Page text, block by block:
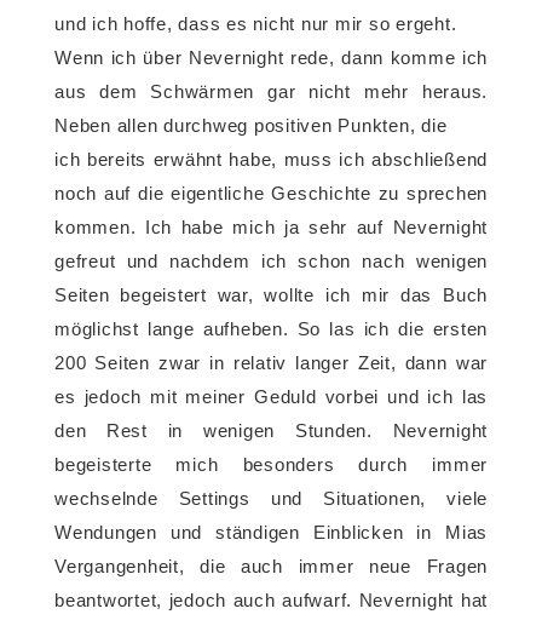
und ich hoffe, dass es nicht nur mir so ergeht.
Wenn ich über Nevernight rede, dann komme ich
aus dem Schwärmen gar nicht mehr heraus.
Neben allen durchweg positiven Punkten, die
ich bereits erwähnt habe, muss ich abschließend
noch auf die eigentliche Geschichte zu sprechen
kommen. Ich habe mich ja sehr auf Nevernight
gefreut und nachdem ich schon nach wenigen
Seiten begeistert war, wollte ich mir das Buch
möglichst lange aufheben. So las ich die ersten
200 Seiten zwar in relativ langer Zeit, dann war
es jedoch mit meiner Geduld vorbei und ich las
den Rest in wenigen Stunden. Nevernight
begeisterte mich besonders durch immer
wechselnde Settings und Situationen, viele
Wendungen und ständigen Einblicken in Mias
Vergangenheit, die auch immer neue Fragen
beantwortet, jedoch auch aufwarf. Nevernight hat